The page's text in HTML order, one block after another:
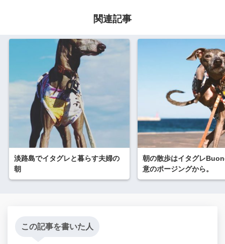
関連記事
淡路島でイタグレと暮らす夫婦の
朝
朝の散歩はイタグレ
意のポージングから。
この記事を書いた人